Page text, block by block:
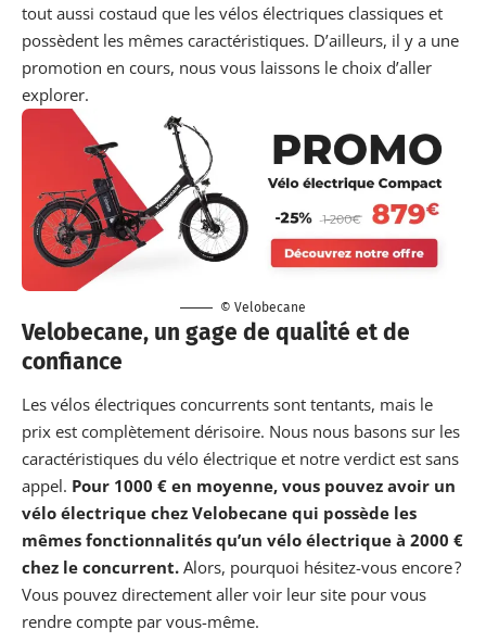
tout aussi costaud que les vélos électriques classiques et
possèdent les mêmes caractéristiques. D’ailleurs, il y a une
promotion en cours, nous vous laissons le choix d’aller
explorer.
© Velobecane
Velobecane, un gage de qualité et de
confiance
Les vélos électriques concurrents sont tentants, mais le
prix est complètement dérisoire. Nous nous basons sur les
caractéristiques du vélo électrique et notre verdict est sans
appel. Pour 1000 € en moyenne, vous pouvez avoir un
vélo électrique chez Velobecane qui possède les
mêmes fonctionnalités qu’un vélo électrique à 2000 €
chez le concurrent. Alors, pourquoi hésitez-vous encore ?
Vous pouvez directement aller voir leur site pour vous
rendre compte par vous-même.